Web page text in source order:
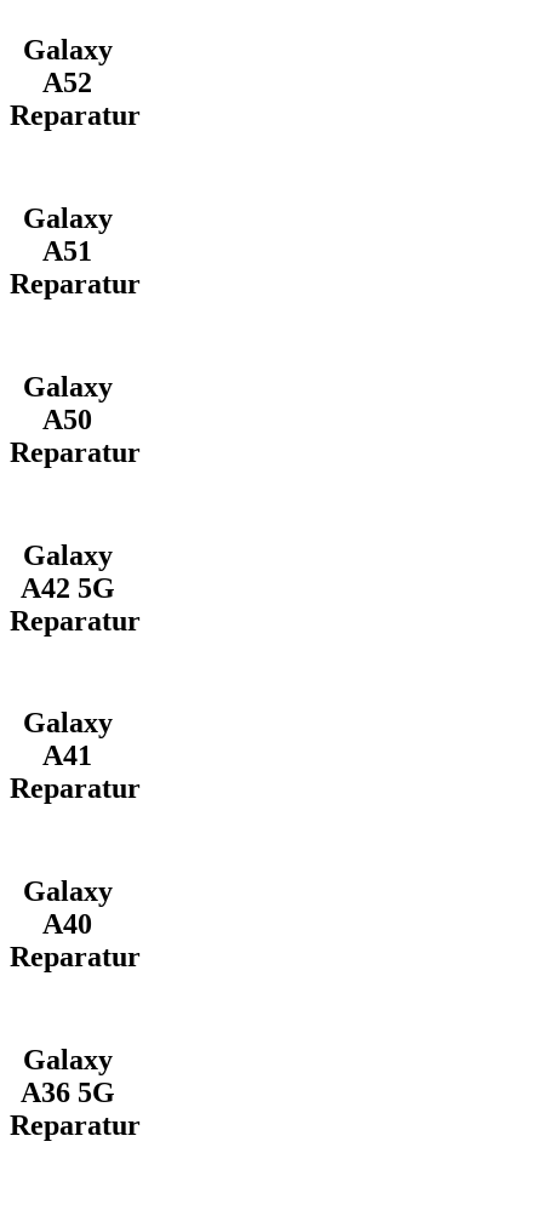
Galaxy
A52
Reparatur
Galaxy
A51
Reparatur
Galaxy
A50
Reparatur
Galaxy
A42 5G
Reparatur
Galaxy
A41
Reparatur
Galaxy
A40
Reparatur
Galaxy
A36 5G
Reparatur